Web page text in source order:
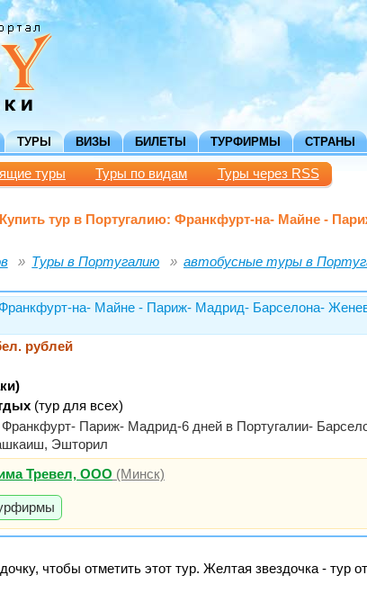
ТУРЫ ВИЗЫ БИЛЕТЫ ТУРФИРМЫ СТРАНЫ
туры Туры по видам Туры через RSS
Купить тур в Португалию: Франкфурт-на- Майне -
Туры в Португалию автобусные туры в
на- Майне - Париж- Мадрид- Барселона-
рублей
(тур для всех)
Франкфурт- Париж- Мадрид-6 дней в Португалии-
Эшторил
Тревел, ООО (Минск)
чтобы отметить этот тур. Желтая звездочка -